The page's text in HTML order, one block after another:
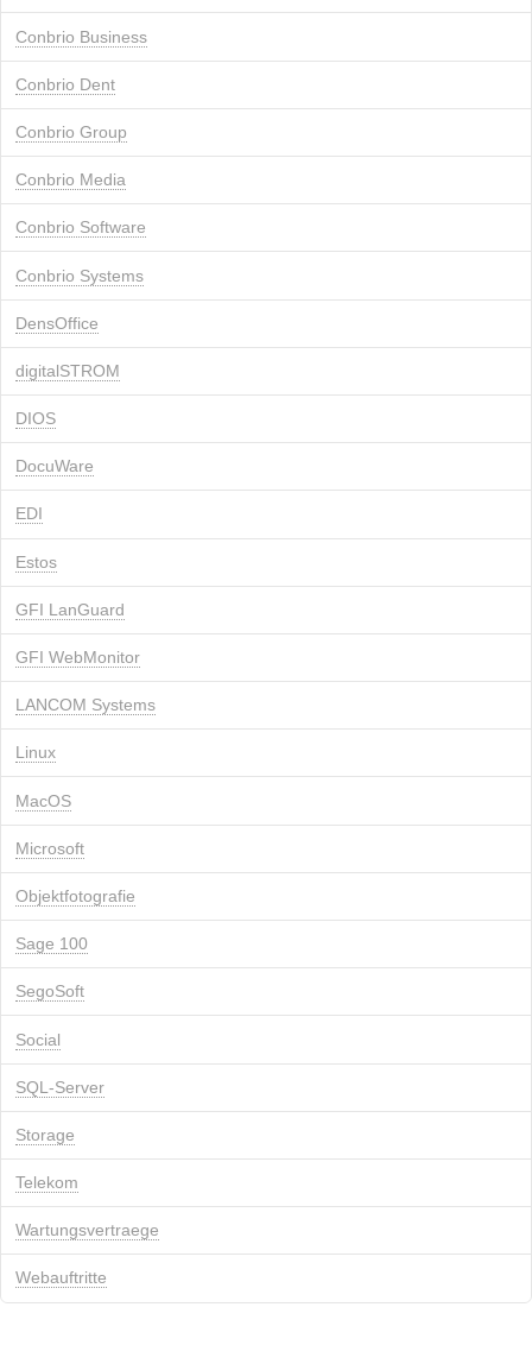
Conbrio Business
Conbrio Dent
Conbrio Group
Conbrio Media
Conbrio Software
Conbrio Systems
DensOffice
digitalSTROM
DIOS
DocuWare
EDI
Estos
GFI LanGuard
GFI WebMonitor
LANCOM Systems
Linux
MacOS
Microsoft
Objektfotografie
Sage 100
SegoSoft
Social
SQL-Server
Storage
Telekom
Wartungsvertraege
Webauftritte